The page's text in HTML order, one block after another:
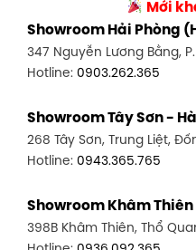
0986.71.8448
Showroom Thuận An -
66 đường DT743, An Phú,
Showroom Biên Hòa -
452 Nguyễn Ái Quốc, Tân
27-29 Nguyễn Sỹ Sách,
Hotline:0943.960.966
Showroom Buôn Ma
Hotline:0934.02.18.18
Mới
Showroom Hải Phòng
347 Nguyễn Lương Bằng,
Hotline: 0903.262.365
Showroom Tây Sơn -
268 Tây Sơn, Trung Liệt,
Hotline: 0943.365.765
Showroom Khâm Thiên
398B Khâm Thiên, Thổ